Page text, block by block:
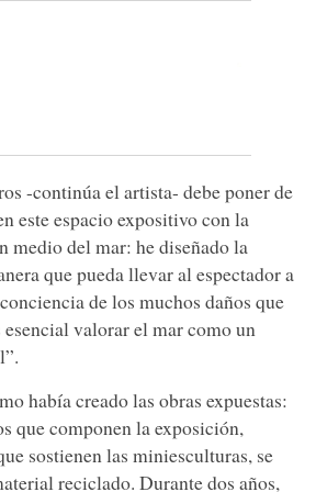
-continúa el artista- debe poner de
este espacio expositivo con la
medio del mar: he diseñado la
que pueda llevar al espectador a
de los muchos daños que
valorar el mar como un
había creado las obras expuestas:
que componen la exposición,
sostienen las miniesculturas, se
reciclado. Durante dos años,